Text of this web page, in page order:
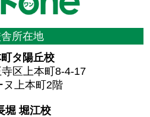
所在地
町タ陽丘校
区上本町8-4-17
ヌ上本町2階
堀 堀江校